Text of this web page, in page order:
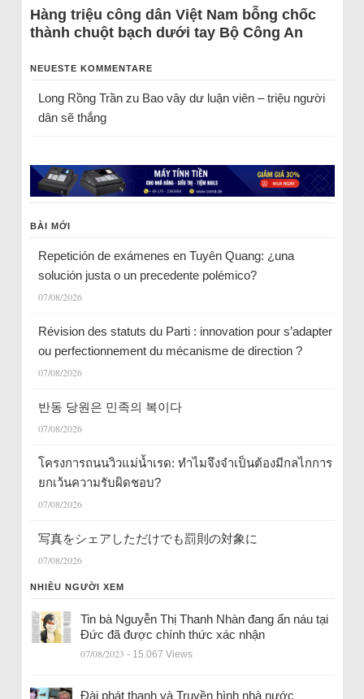
Hàng triệu công dân Việt Nam bỗng chốc
thành chuột bạch dưới tay Bộ Công An
NEUESTE KOMMENTARE
Long Rồng Trầnzu Bao vây dư luận viên – triệu người
dân sẽ thắng
BÀI MỚI
Repetición de exámenes en Tuyên Quang: ¿una
solución justa o un precedente polémico?
07/08/2026
Révision des statuts du Parti : innovation pour s’adapter
ou perfectionnement du mécanisme de direction ?
07/08/2026
반동 당원은 민족의 복이다
07/08/2026
โครงการถนนวิวแม่น้ำเรด: ทำไมจึงจำเป็นต้องมีกลไกการ
ยกเว้นความรับผิดชอบ?
07/08/2026
写真をシェアしただけでも罰則の対象に
07/08/2026
NHIỀU NGƯỜI XEM
Tin bà Nguyễn Thị Thanh Nhàn đang ẩn náu tại
Đức đã được chính thức xác nhận
07/08/2023 - 15.067 Views
Đài phát thanh và Truyền hình nhà nước